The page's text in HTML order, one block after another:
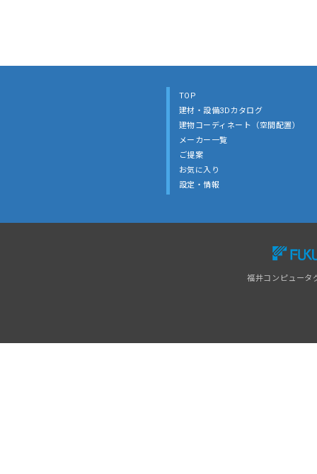
TOP
建材・設備3Dカタログ
建物コーディネート（空間配置）
メーカー一覧
ご提案
お気に入り
設定・情報
福井コンピュータ